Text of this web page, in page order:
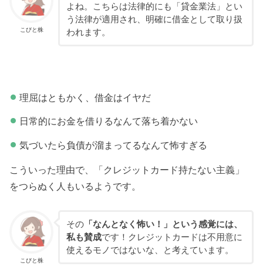
こびと株
よね。こちらは法律的にも「貸金業法」とい
う法律が適用され、明確に借金として取り扱
われます。
理屈はともかく、借金はイヤだ
日常的にお金を借りるなんて落ち着かない
気づいたら負債が溜まってるなんて怖すぎる
こういった理由で、「クレジットカード持たない主義」
をつらぬく人もいるようです。
こびと株
その「なんとなく怖い！」という感覚には、
私も賛成です！クレジットカードは不用意に
使えるモノではないな、と考えています。